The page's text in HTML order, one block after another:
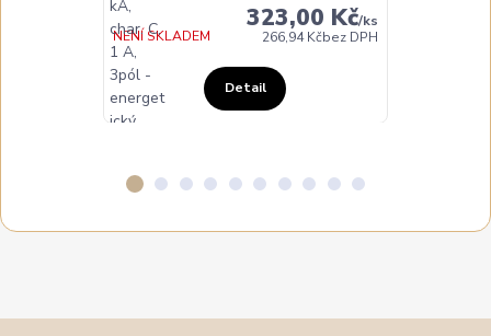
323,00 Kč/ks
266,94 Kčbez DPH
NENÍ SKLADEM
Detail